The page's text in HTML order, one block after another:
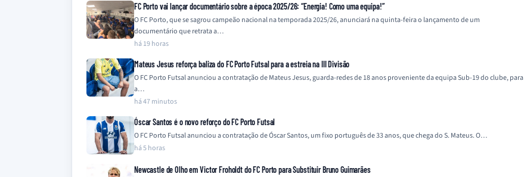
FC Porto vai lançar documentário sobre a época 2025/26: “Energia! Como uma equipa!”
O FC Porto, que se sagrou campeão nacional na temporada 2025/26, anunciará na quinta-feira o lançamento de um
documentário que retrata a…
há 19 horas
Mateus Jesus reforça baliza do FC Porto Futsal para a estreia na III Divisão
O FC Porto Futsal anunciou a contratação de Mateus Jesus, guarda-redes de 18 anos proveniente da equipa Sub-19 do clube, para
a…
há 47 minutos
Óscar Santos é o novo reforço do FC Porto Futsal
O FC Porto Futsal anunciou a contratação de Óscar Santos, um fixo português de 33 anos, que chega do S. Mateus. O…
há 5 horas
Newcastle de Olho em Victor Froholdt do FC Porto para Substituir Bruno Guimarães